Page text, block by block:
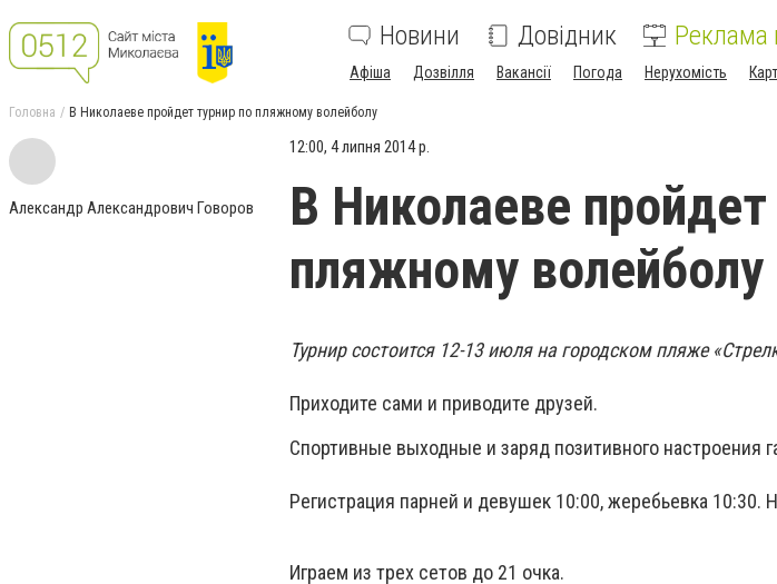
Новини Довідник Реклама
Афіша Дозвілля Вакансії Погода Нерухомість
Головна В Николаеве пройдет турнир по пляжному волейболу
Александр Александрович Говоров
12:00, 4 липня 2014 р.
В Николаеве пройдет
пляжному волейболу
Турнир состоится 12-13 июля на городском пляже
Приходите сами и приводите друзей.
Спортивные выходные и заряд позитивного настроения
Регистрация парней и девушек 10:00, жеребьевка 10:30.
Играем из трех сетов до 21 очка.